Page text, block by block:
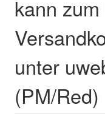
kann
unter
(PM/Red)